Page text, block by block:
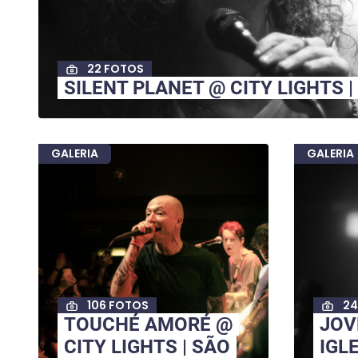
22 FOTOS
SILENT PLANET @ CITY LIGHTS |
GALERIA
106 FOTOS
TOUCHÉ AMORÉ @
CITY LIGHTS | SÃO
GALERIA